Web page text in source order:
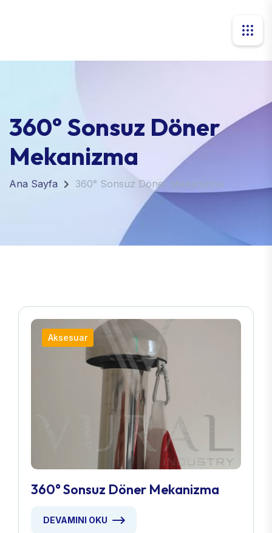
360° Sonsuz Döner
Mekanizma
Ana Sayfa 360° Sonsuz Döner Mekanizma
Aksesuar
360° Sonsuz Döner Mekanizma
DEVAMINI OKU